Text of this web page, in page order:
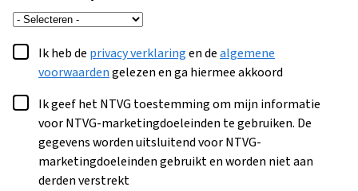
Ik heb de privacy verklaringen dealgemene
voorwaardengelezen en ga hiermee akkoord
Ik geef het NTVG toestemming om mijn informatie
voor NTVG-marketingdoeleinden te gebruiken. De
gegevens worden uitsluitend voor NTVG-
marketingdoeleinden gebruikt en worden niet aan
derden verstrekt